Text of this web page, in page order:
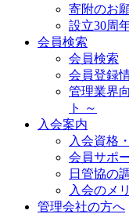
寄附のお
設立30周
会員検索
会員検索
会員登録
管理業界
ト ～
入会案内
入会資格
会員サポ
日管協の
入会のメ
管理会社の方へ